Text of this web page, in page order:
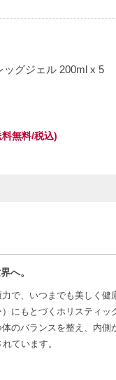
グジェル 200ml x 5
無料/税込)
へ。
で、いつまでも美しく
にもとづくホリスティ
のバランスを整え、内
ています。